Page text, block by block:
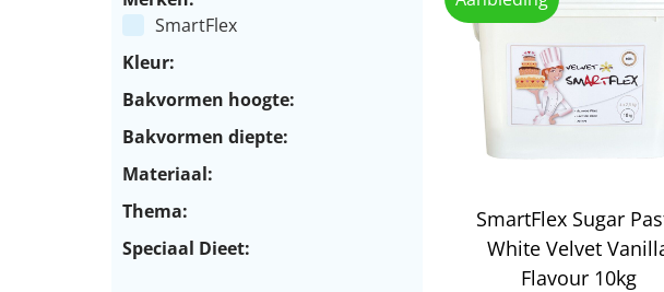
SmartFlex
Kleur:
Bakvormen hoogte:
Bakvormen diepte:
Materiaal:
Thema:
Speciaal Dieet:
SmartFlex Sugar
White Velvet
Flavour 10kg